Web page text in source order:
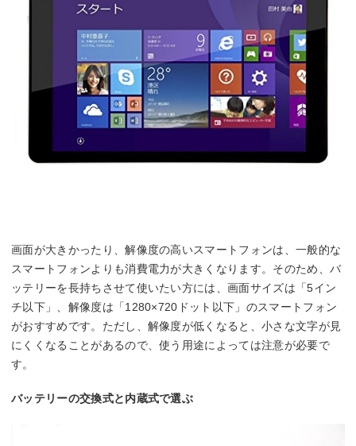
画面が大きかったり、解像度の高いスマートフォンは、一般的な
スマートフォンよりも消費電力が大きくなります。そのため、バ
ッテリーを長持ちさせて使いたい方には、画面サイズは「5イン
チ以下」、解像度は「1280×720ドット以下」のスマートフォン
がおすすめです。ただし、解像度が低くなると、小さな文字が見
にくくなることがあるので、使う用途によっては注意が必要で
す。
バッテリーの交換式と内蔵式で選ぶ